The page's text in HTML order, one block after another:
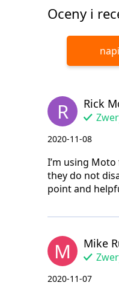
Oceny i
R Rick
2020-11-08
I’m using
they do not
point and
M Mike
2020-11-07